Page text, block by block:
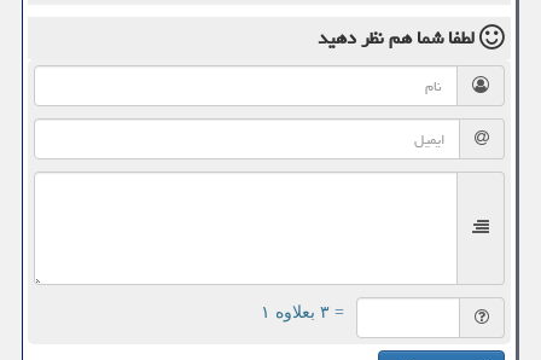
لطفا شما همنظر دهید
= ۳ بعلاوه ۱